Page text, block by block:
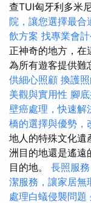
查TUI匈牙利多米
院，讓您選擇最合
飲方案 找專業會
正神奇的地方，在
為所有遊客提供難
供細心照顧 換護
美觀與實用性 腳
壁癌處理，快速解
橋的選擇與優勢，
地人的特殊文化遺
洲目的地還是遙遠
目的地。 長照服
潔服務，讓家居無
處理白蟻侵襲問題